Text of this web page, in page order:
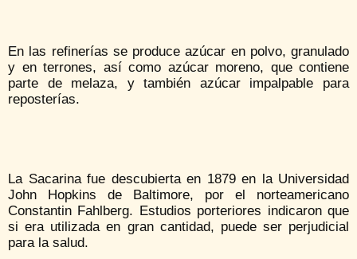
En las refinerías se produce azúcar en polvo, granulado
y en terrones, así como azúcar moreno, que contiene
parte de melaza, y también azúcar impalpable para
reposterías.
La Sacarina fue descubierta en 1879 en la Universidad
John Hopkins de Baltimore, por el norteamericano
Constantin Fahlberg. Estudios porteriores indicaron que
si era utilizada en gran cantidad, puede ser perjudicial
para la salud.